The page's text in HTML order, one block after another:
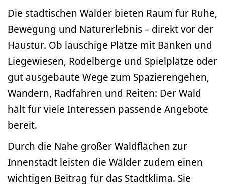
Die städtischen Wälder bieten Raum für Ruhe,
Bewegung und Naturerlebnis – direkt vor der
Haustür. Ob lauschige Plätze mit Bänken und
Liegewiesen, Rodelberge und Spielplätze oder
gut ausgebaute Wege zum Spazierengehen,
Wandern, Radfahren und Reiten: Der Wald
hält für viele Interessen passende Angebote
bereit.
Durch die Nähe großer Waldflächen zur
Innenstadt leisten die Wälder zudem einen
wichtigen Beitrag für das Stadtklima. Sie